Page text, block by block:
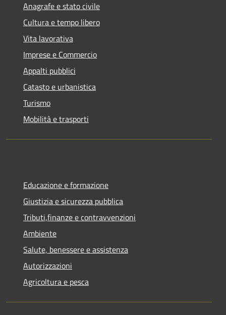
Anagrafe e stato civile
Cultura e tempo libero
Vita lavorativa
Imprese e Commercio
Appalti pubblici
Catasto e urbanistica
Turismo
Mobilità e trasporti
Educazione e formazione
Giustizia e sicurezza pubblica
Tributi,finanze e contravvenzioni
Ambiente
Salute, benessere e assistenza
Autorizzazioni
Agricoltura e pesca